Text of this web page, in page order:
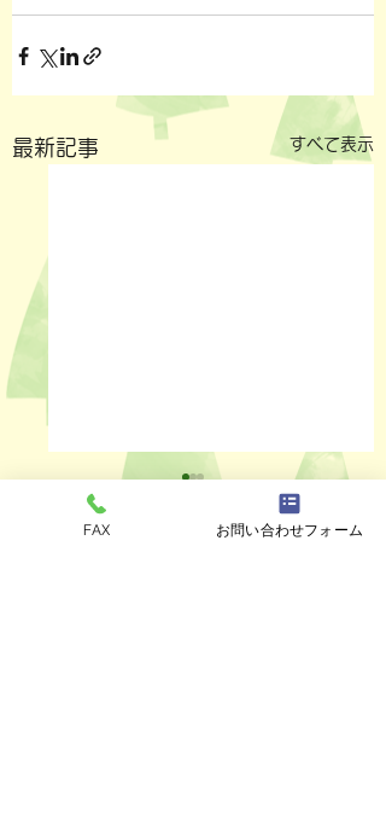
最新記事 すべて表示
FAX お問い合わせフォーム